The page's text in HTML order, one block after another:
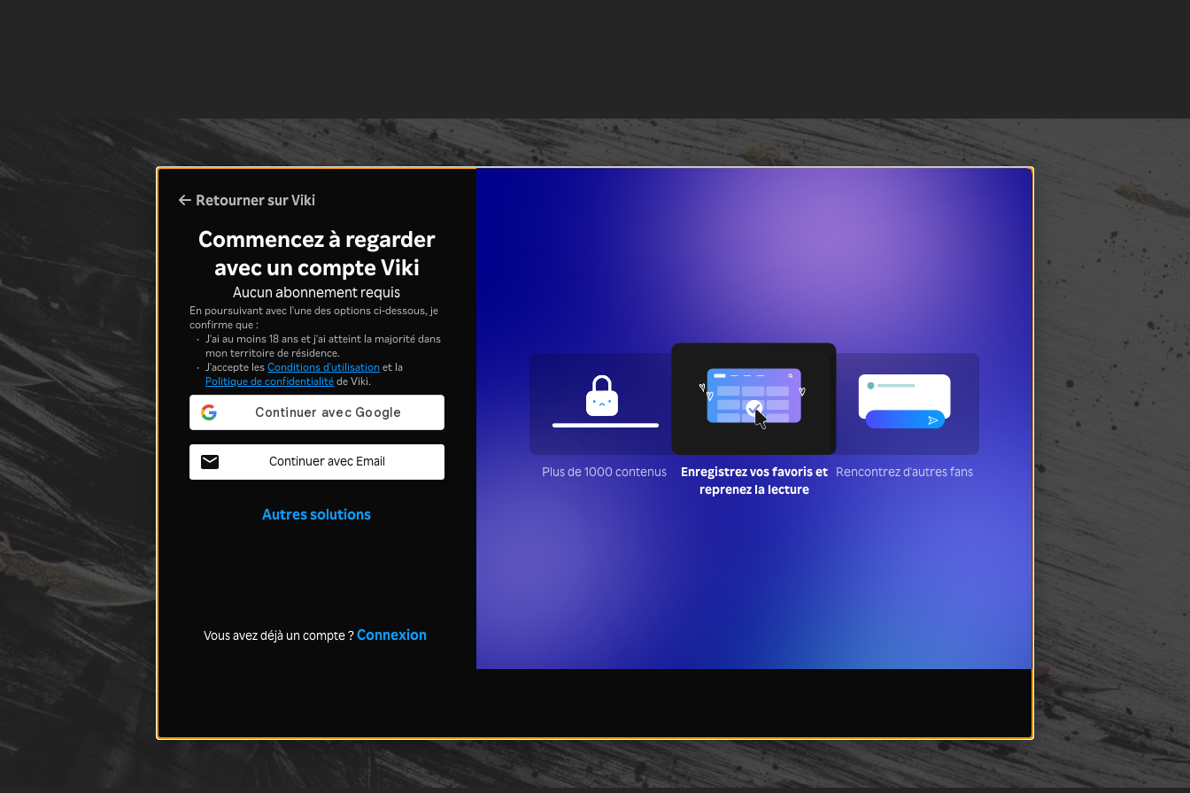
Retourner sur Viki
Commencez à regarder
avec un compte Viki
Aucun abonnement requis
En poursuivant avec l'une des options ci-dessous, je
confirme que :
J'ai au moins 18 ans et j'ai atteint la majorité dans
mon territoire de résidence.
J'accepte lesConditions d'utilisationet la
Politique de confidentialitéde Viki.
Continuer avec Email
Autres solutions
Vous avez déjà un compte ?Connexion
Plus de 1000 contenus
Enregistrez vos favoris et
reprenez la lecture
Rencontrez d'autres fans